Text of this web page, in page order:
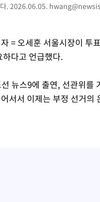
. 2026.06.05.
= 오세훈 서울시장이 투
다고 언급했다.
뉴스9에 출연, 선관위
서서 이제는 부정 선거